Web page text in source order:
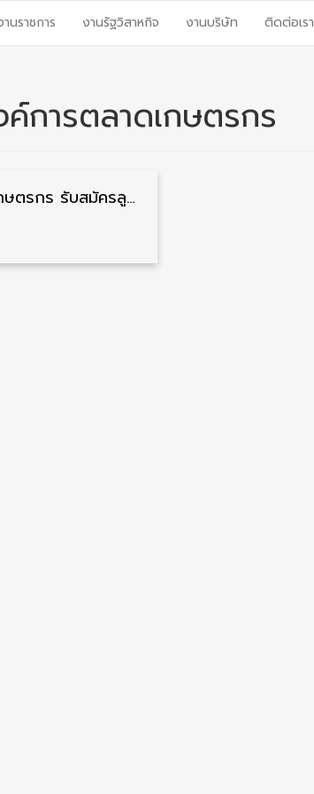
านราชการ งานรัฐวิสาหกิจ งานบริษัท ติดต่อเรา
การตลาดเกษตรกร
องค์การตลาดเพื่อการเกษตรกร รับสมัครลูกจ้างชั่วคราว วุฒิ ป.ตรี ทุกสาขา 24 อัตรา รับสมัครตั้งแต่บัดนี้ – 3 กันยายน